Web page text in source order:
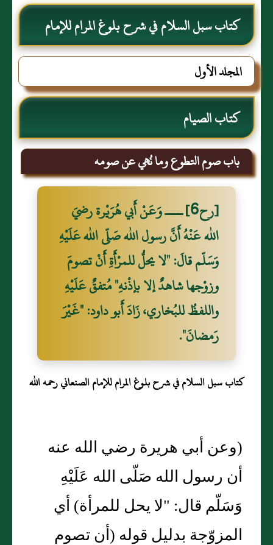
كتاب سبل السلام في شرح بلوغ المرام للإمام
الصنعاني رحمه الله
المجلد الأول
كتاب الصيام
باب صوم التطوع وما نُهي عن صومه
[رح6] ــــ وَعَنْ أَبي هُرَيْرة رضيَ
الله عَنْهُ أَنَّ رسول الله صَلّى الله عَلَيْهِ
وَسَلّم قالَ: "لا يحلُّ للمرْأَةِ أَنْ تصومَ
وزوْجها شاهدٌ إلا بإذْنهِ" مُتفقٌ عَلَيْهِ
واللفظُ للبُخاري، زَادَ أَبو داود: "غَيْرَ
رَمضانَ".
كتاب سبل السلام في شرح بلوغ المرام للإمام الصنعاني رحمه الله
(وعن أبي هريرة رضي الله عنه
أن رسول الله صَلّى الله عَلَيْهِ
وَسَلّم قال: "لا يحل للمرأة) أي
المزوّجة بدليل قوله (أن تصوم